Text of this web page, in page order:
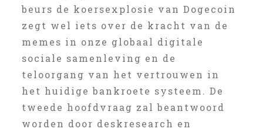
beurs de koersexplosie van Dogecoin
zegt wel iets over de kracht van de
memes in onze globaal digitale
sociale samenleving en de
teloorgang van het vertrouwen in
het huidige bankroete systeem. De
tweede hoofdvraag zal beantwoord
worden door deskresearch en